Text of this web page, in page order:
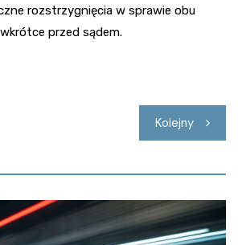
rozstrzygnięcia w sprawie obu
przed sądem.
Kolejny